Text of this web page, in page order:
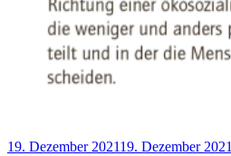
19. Dezember 202119. Dezember 2021